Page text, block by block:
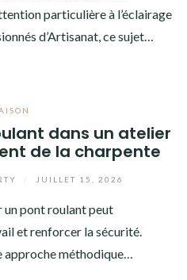
particulière à l’éclairage
d’Artisanat, ce sujet…
dans un atelier
de la charpente
JUILLET 15, 2026
un pont roulant peut
et renforcer la sécurité.
approche méthodique…